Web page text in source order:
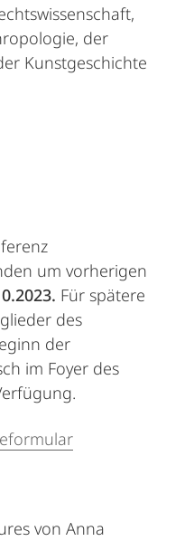
der
Kunstgeschichte
um vorherigen
Für spätere
des
der
im Foyer des
von Anna